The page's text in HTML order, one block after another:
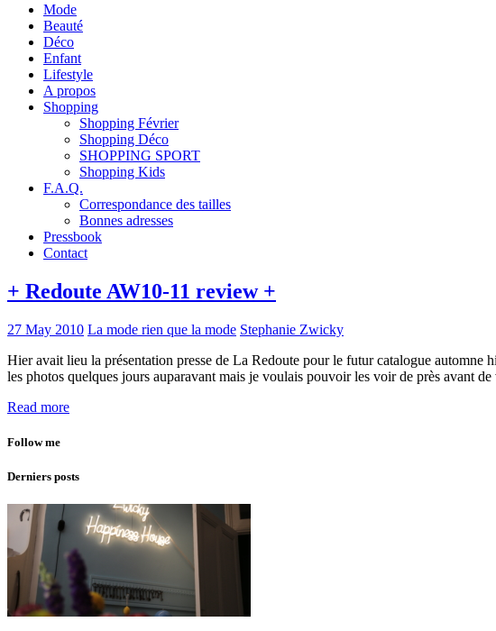
Mode
Beauté
Déco
Enfant
Lifestyle
A propos
Shopping
Shopping Février
Shopping Déco
SHOPPING SPORT
Shopping Kids
F.A.Q.
Correspondance des tailles
Bonnes adresses
Pressbook
Contact
+ Redoute AW10-11 review +
27 May 2010 La mode rien que la mode Stephanie Zwicky
Hier avait lieu la présentation presse de La Redoute pour le futur catalogue automne
les photos quelques jours auparavant mais je voulais pouvoir les voir de près avant
Read more
Follow me
Derniers posts